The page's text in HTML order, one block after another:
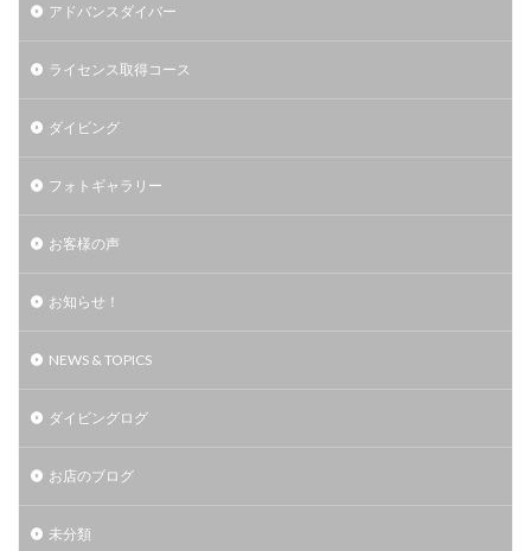
アドバンスダイバー
ライセンス取得コース
ダイビング
フォトギャラリー
お客様の声
お知らせ！
NEWS & TOPICS
ダイビングログ
お店のブログ
未分類